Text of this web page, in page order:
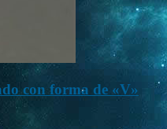
con forma de «V»